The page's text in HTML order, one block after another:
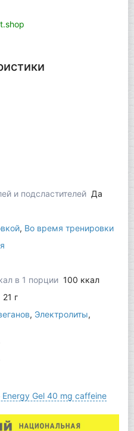
и подсластителей Да
, Во время тренировки
в 1 порции 100 ккал
21 г
, Электролиты,
Energy Gel 40 mg caffeine